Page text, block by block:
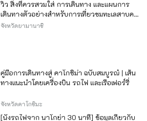
วิว สิ่งที่ควรสวมใส่ การเดินทาง และแผนการ
เดินทางตัวอย่างสำหรับการเที่ยวชมทะเลสาบคา
วากุจิ
จังหวัดยามานาชิ
คู่มือการเดินทางสู่ คาโกชิม่า ฉบับสมบูรณ์ | เส้น
ทางแนะนำโดยเครื่องบิน รถไฟ และเรือเฟอร์รี่
จังหวัดคาโกชิมะ
[นั่งรถไฟจาก นาโกย่า 30 นาที] ข้อมูลเกี่ยวกับ